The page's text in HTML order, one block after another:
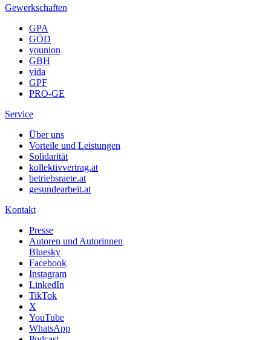
Gewerkschaften
GPA
GÖD
younion
GBH
vida
GPF
PRO-GE
Service
Über uns
Vorteile und Leistungen
Solidarität
kollektivvertrag.at
betriebsraete.at
gesundearbeit.at
Kontakt
Presse
Autoren und Autorinnen
Bluesky
Facebook
Instagram
LinkedIn
TikTok
X
YouTube
WhatsApp